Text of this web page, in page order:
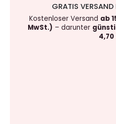
GRATIS
Kostenloser Versand ab
MwSt.) – darunter
4,70